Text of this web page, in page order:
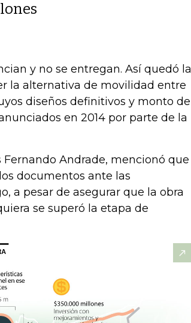
y no se entregan. Así quedó la
la alternativa de movilidad entre
diseños definitivos y monto de
en 2014 por parte de la
Andrade, mencionó que
documentos ante las
a pesar de asegurar que la obra
se superó la etapa de